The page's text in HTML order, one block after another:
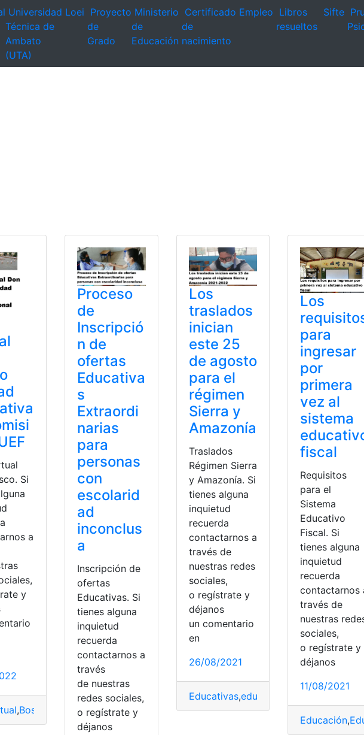
Universidad
Técnica de
Ambato
(UTA)
Loei Proyecto
de
Grado
Ministerio
de
Educación
Certificado
de
nacimiento
Empleo Libros
resueltos
Sifte
Fiscal Unidades educativas
Si
a
y
,Bosco Educativas,Instituciones educativas fiscomisionales Unidades
Proceso
de
Inscripció
n de
ofertas
Educativa
s
Extraordi
narias
para
personas
con
escolarid
ad
inconclus
a
Inscripción de
ofertas
Educativas. Si
tienes alguna
inquietud
recuerda
contactarnos a
través
de nuestras
redes sociales,
o regístrate y
déjanos
Los
traslados
inician
este 25
de agosto
para el
régimen
Sierra y
Amazonía
Traslados
Régimen Sierra
y Amazonía. Si
tienes alguna
inquietud
recuerda
contactarnos a
través de
nuestras redes
sociales,
o regístrate y
déjanos
un comentario
en
26/08/2021
Educativas,educativos
Los
para
ingresar
por
primera
vez al
sistema
fiscal
Requisitos
para el
Sistema
Educativo
Fiscal. Si
tienes alguna
inquietud
recuerda
contactarnos
través de
nuestras
sociales,
o regístrate y
déjanos
11/08/2021
Educación,